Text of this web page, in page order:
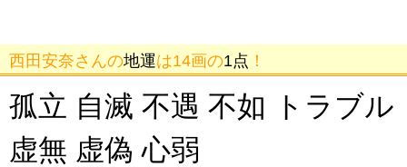
西田安奈さんの地運は14画の1点 ！
孤立 自滅 不遇 不如 トラブル
虚無 虚偽 心弱